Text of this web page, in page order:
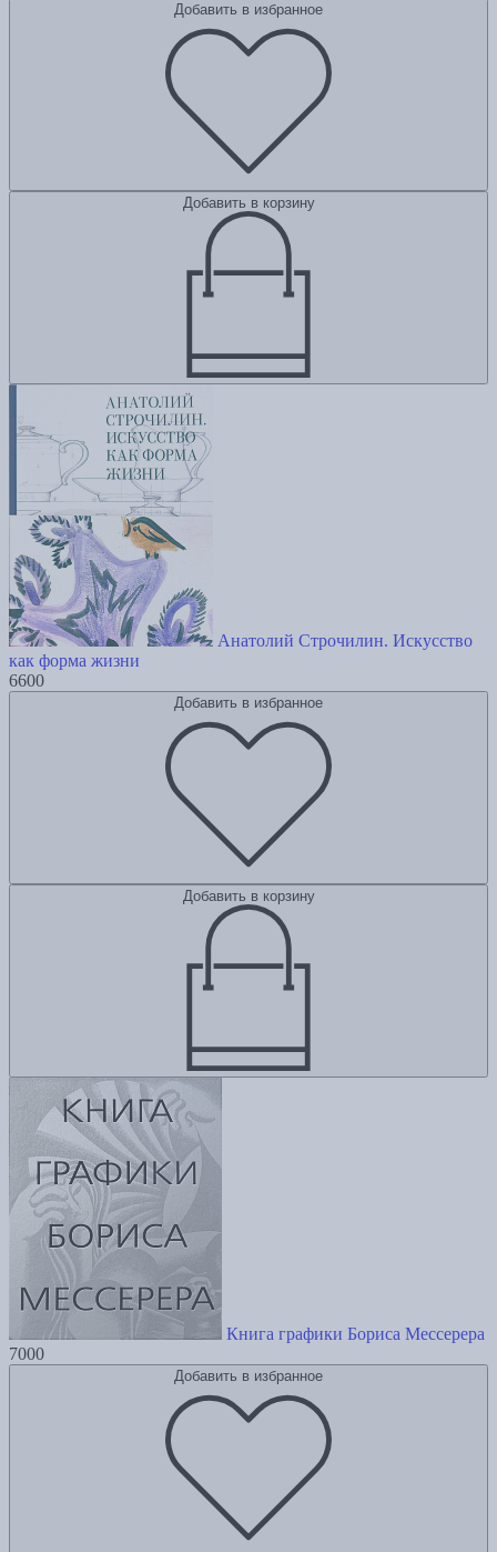
Добавить в избранное
Добавить в корзину
Анатолий Строчилин. Искусство
как форма жизни
6600
Добавить в избранное
Добавить в корзину
Книга графики Бориса Мессерера
7000
Добавить в избранное